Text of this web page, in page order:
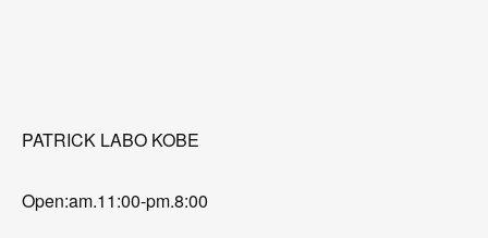
PATRICK LABO KOBE
Open:am.11:00-pm.8:00